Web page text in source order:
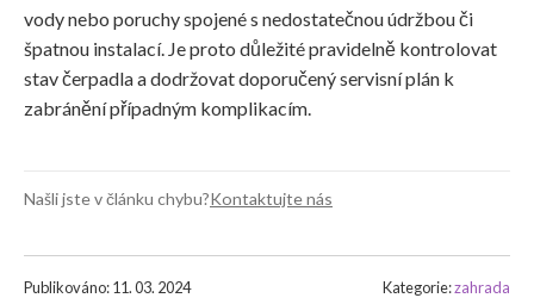
vody nebo poruchy spojené s nedostatečnou údržbou či
špatnou instalací. Je proto důležité pravidelně kontrolovat
stav čerpadla a dodržovat doporučený servisní plán k
zabránění případným komplikacím.
Našli jste v článku chybu?Kontaktujte nás
Publikováno: 11. 03. 2024 Kategorie:zahrada